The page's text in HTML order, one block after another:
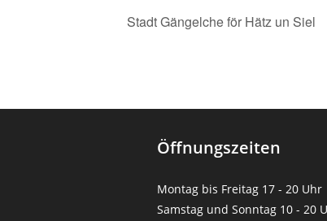
Stadt Gängelche för Hätz un Siel
Öffnungszeiten
Montag bis Freitag 17 - 20 Uhr
Samstag und Sonntag 10 - 20